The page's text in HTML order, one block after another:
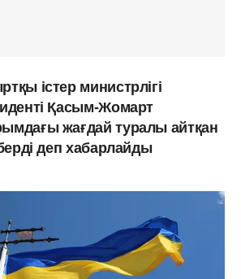
істер министрлігі
Қасым-Жомарт
жағдай туралы айтқан
деп хабарлайды